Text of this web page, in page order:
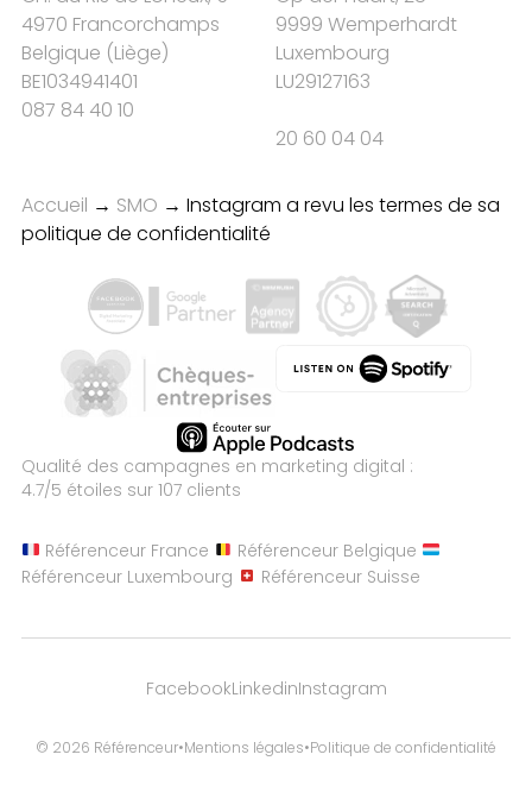
4970 Francorchamps
Belgique (Liège)
BE1034941401
087 84 40 10
9999 Wemperhardt
Luxembourg
LU29127163
20 60 04 04
Accueil → SMO → Instagram a revu les termes de sa
politique de confidentialité
Qualité des campagnes en marketing digital :
4.7/5 étoiles sur 107 clients
Référenceur France
Référenceur Belgique
Référenceur Luxembourg
Référenceur Suisse
© 2026 Référenceur•Mentions légales•Politique de confidentialité
FacebookLinkedinInstagram